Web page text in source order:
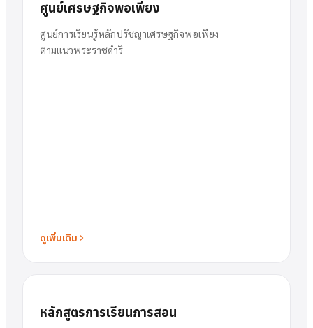
พวงเงิน
ผู้อำนวยการ
ศูนย์เศรษฐกิจพอเพียง
ศูนย์การเรียนรู้หลักปรัชญาเศรษฐกิจพอเพียง
ตามแนวพระราชดำริ
ดูเพิ่มเติม
หลักสูตรการเรียนการสอน